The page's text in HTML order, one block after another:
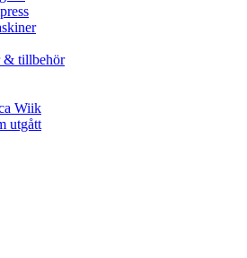
& tillbehör
Wiik
utgått